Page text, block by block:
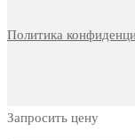
Политика
Запросить цену